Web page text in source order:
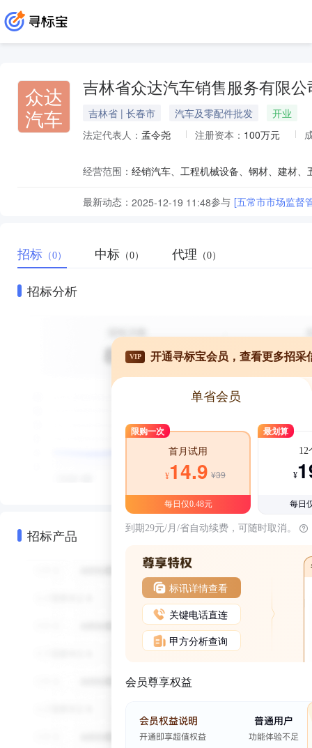
众达
汽车
吉林省众达汽车销售服务有限公
吉林省 | 长春市 汽车及零配件批发
开业
法定代表人： 孟令尧 注册资本： 100万元
经营范围： 经销汽车、工程机械设备、钢材、建材
最新动态： 2025-12-19 11:48参与 [五常市市场监督
招标 （0） 中标 （0） 代理 （0）
招标分析
招标产品
VIP 开通寻标宝会员，查看更多招采
单省会员
限购一次
首月试用
¥14.9 ¥39
每日仅0.48元
最划算
12
¥
每日
到期29元/月/省自动续费，可随时取消。
标讯详情查看
关键电话直连
甲方分析查询
会员尊享权益